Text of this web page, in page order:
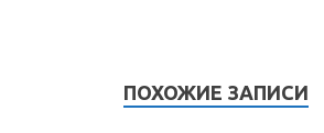
ПОХОЖИЕ ЗАПИСИ